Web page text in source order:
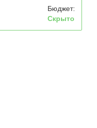
Бюджет:
Скрыто